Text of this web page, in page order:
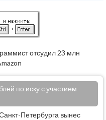
отсудил 23 млн
по иску с участием
Петербурга вынес